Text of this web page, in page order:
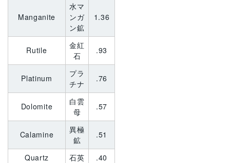
Manganite
水マ
ンガ
ン鉱
1.36
Rutile
金紅
石
.93
Platinum
プラ
チナ
.76
Dolomite
白雲
母
.57
Calamine
異極
鉱
.51
Quartz 石英 .40